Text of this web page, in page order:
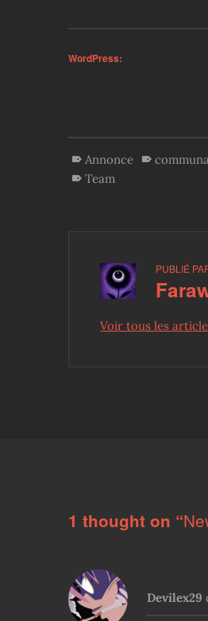
WordPress:
Annonce
Team
PUBLIÉ
Voir tous les
1 thought on “
Devilex29